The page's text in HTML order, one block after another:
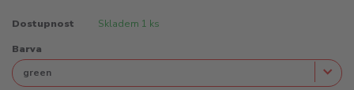
Dostupnost Skladem 1 ks
Barva